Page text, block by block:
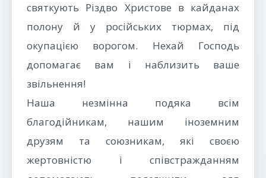
святкують Різдво Христове в кайданах
полону й у російських тюрмах, під
окупацією ворогом. Нехай Господь
допомагає вам і наблизить ваше
звільнення!
Наша незмінна подяка всім
благодійникам, нашим іноземним
друзям та союзникам, які своєю
жертовністю і співстражданням